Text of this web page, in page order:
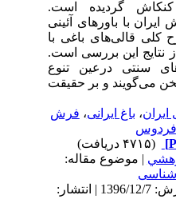
گردیده است.
با باورهای آئینی
کلی قالی‌های باغی با
نتایج این بررسی است.
سنتی درعین تنوع
می‌گویند و بر حقیقت
،باغ ایرانی،فرش
| موضوع مقاله:
دریافت: 1396/12/7 | پذیرش: 1396/12/7 | انتشار: